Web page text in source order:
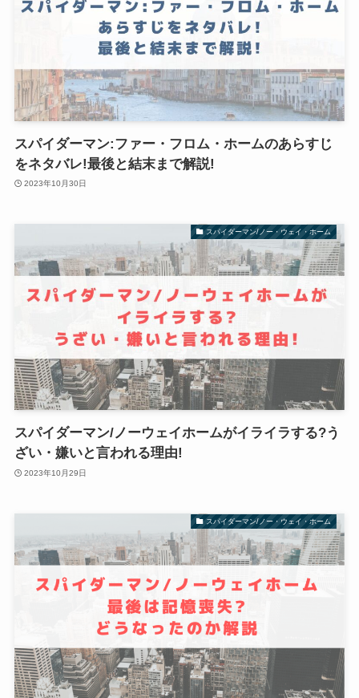
スパイダーマン:ファー・フロム・ホームのあらすじ
をネタバレ!最後と結末まで解説!
2023年10月30日
スパイダーマン/ノー・ウェイ・ホーム
スパイダーマン/ノーウェイホームがイライラする?う
ざい・嫌いと言われる理由!
2023年10月29日
スパイダーマン/ノー・ウェイ・ホーム